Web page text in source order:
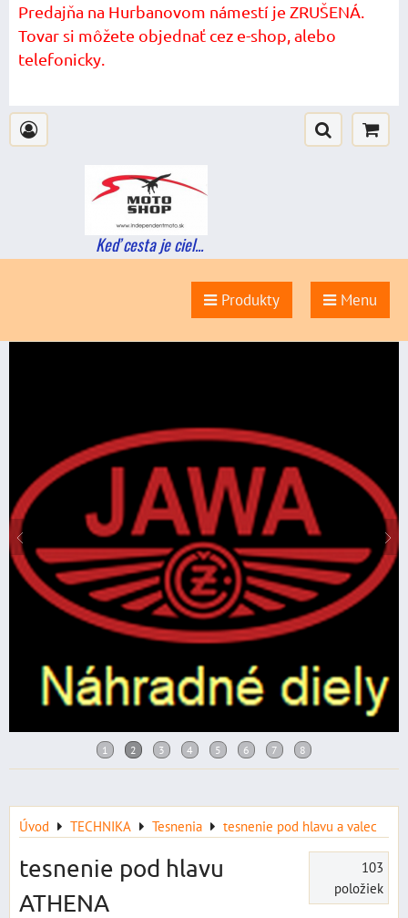
Predajňa na Hurbanovom námestí je ZRUŠENÁ.
Tovar si môžete objednať cez e-shop, alebo
telefonicky.
Keď cesta je ciel...
Produkty Menu
Úvod TECHNIKA Tesnenia tesnenie pod hlavu a valec
tesnenie pod hlavu
ATHENA
103
položiek